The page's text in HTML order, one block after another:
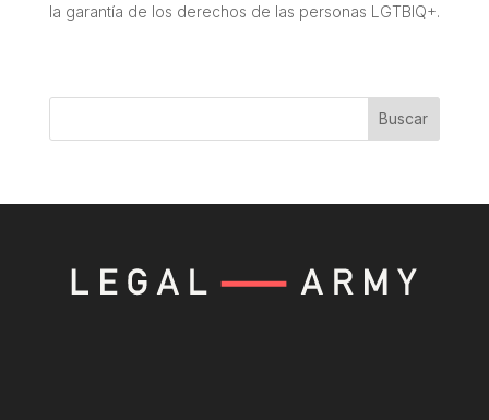
la garantía de los derechos de las personas LGTBIQ+.
Buscar